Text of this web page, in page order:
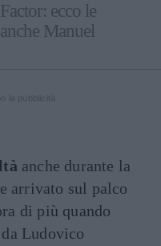
ecco le
Manuel
anche durante la
arrivato sul palco
di più quando
Ludovico